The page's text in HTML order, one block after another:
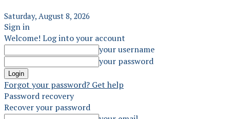
Saturday, August 8, 2026
Sign in
Welcome! Log into your account
your username
your password
Forgot your password? Get help
Password recovery
Recover your password